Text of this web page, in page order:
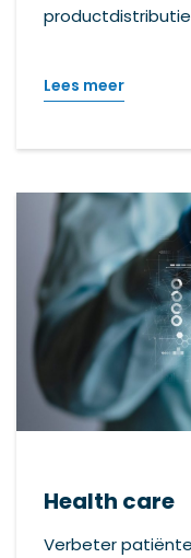
Lees meer
Health care
Verbeter